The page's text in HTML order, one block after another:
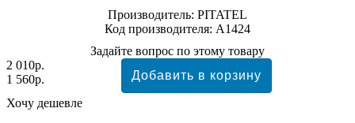
Производитель: PITATEL
Код производителя: A1424
Задайте вопрос по этому товару
2 010р.
1 560р.
Хочу дешевле